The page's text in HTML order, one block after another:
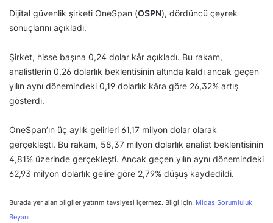
Dijital güvenlik şirketi OneSpan (OSPN), dördüncü çeyrek
sonuçlarını açıkladı.
Şirket, hisse başına 0,24 dolar kâr açıkladı. Bu rakam,
analistlerin 0,26 dolarlık beklentisinin altında kaldı ancak geçen
yılın aynı dönemindeki 0,19 dolarlık kâra göre 26,32% artış
gösterdi.
OneSpan’ın üç aylık gelirleri 61,17 milyon dolar olarak
gerçekleşti. Bu rakam, 58,37 milyon dolarlık analist beklentisinin
4,81% üzerinde gerçekleşti. Ancak geçen yılın aynı dönemindeki
62,93 milyon dolarlık gelire göre 2,79% düşüş kaydedildi.
Burada yer alan bilgiler yatırım tavsiyesi içermez. Bilgi için: Midas Sorumluluk
Beyanı